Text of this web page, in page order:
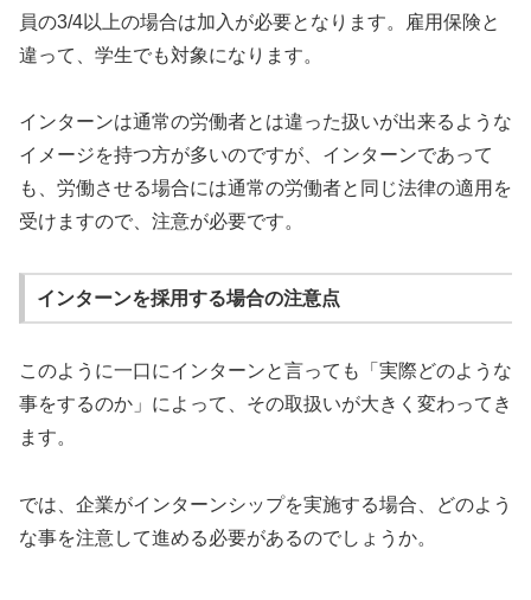
員の3/4以上の場合は加入が必要となります。雇用保険と
違って、学生でも対象になります。
インターンは通常の労働者とは違った扱いが出来るような
イメージを持つ方が多いのですが、インターンであって
も、労働させる場合には通常の労働者と同じ法律の適用を
受けますので、注意が必要です。
インターンを採用する場合の注意点
このように一口にインターンと言っても「実際どのような
事をするのか」によって、その取扱いが大きく変わってき
ます。
では、企業がインターンシップを実施する場合、どのよう
な事を注意して進める必要があるのでしょうか。